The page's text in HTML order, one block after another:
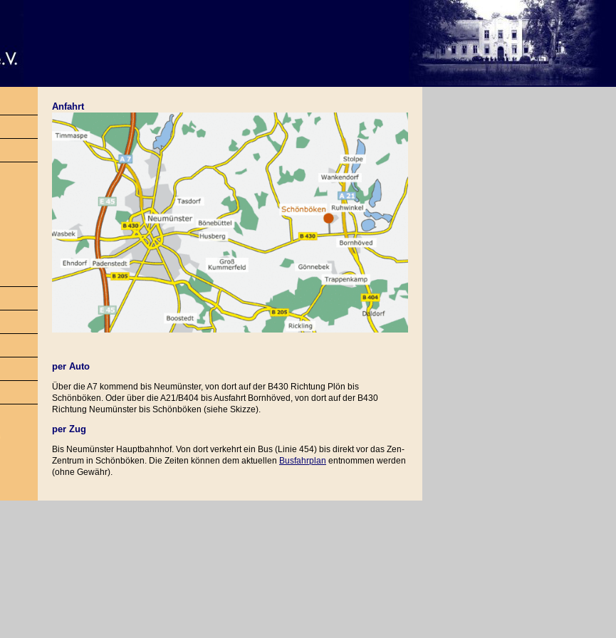
Anfahrt
per Auto
Über die A7 kommend bis Neumünster, von dort auf der B430 Richtung Plön bis
Schönböken. Oder über die A21/B404 bis Ausfahrt Bornhöved, von dort auf der B430
Richtung Neumünster bis Schönböken (siehe Skizze).
per Zug
Bis Neumünster Hauptbahnhof. Von dort verkehrt ein Bus (Linie 454) bis direkt vor das Zen-
Zentrum in Schönböken. Die Zeiten können dem aktuellen Busfahrplan entnommen werden
(ohne Gewähr).